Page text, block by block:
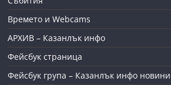
Времето и Webcams
АРХИВ – Казанлък инфо
Фейсбук страница
Фейсбук група – Казанлък инфо новини